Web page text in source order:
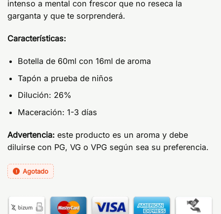
intenso a mental con frescor que no reseca la
garganta y que te sorprenderá.
Características:
Botella de 60ml con 16ml de aroma
Tapón a prueba de niños
Dilución: 26%
Maceración: 1-3 días
Advertencia: este producto es un aroma y debe
diluirse con PG, VG o VPG según sea su preferencia.
Agotado